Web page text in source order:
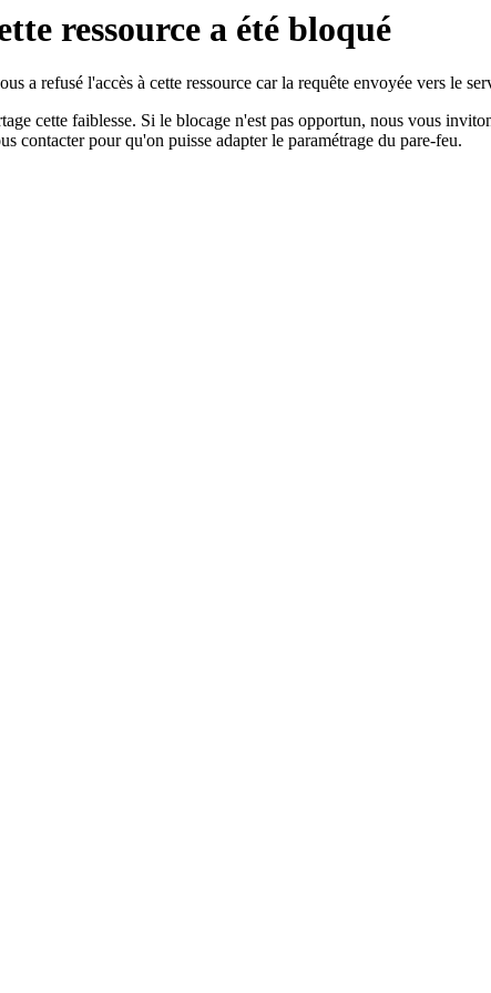
ressource a été bloqué
a refusé l'accès à cette ressource car la requête envoyée vers le
cette faiblesse. Si le blocage n'est pas opportun, nous vous
contacter pour qu'on puisse adapter le paramétrage du pare-feu.